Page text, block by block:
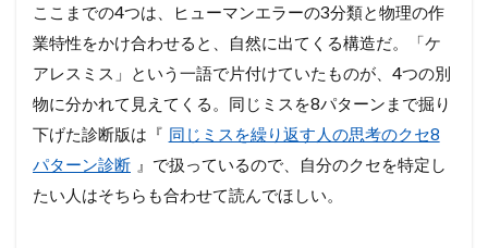
ここまでの4つは、ヒューマンエラーの3分類と物理の作
業特性をかけ合わせると、自然に出てくる構造だ。「ケ
アレスミス」という一語で片付けていたものが、4つの別
物に分かれて見えてくる。同じミスを8パターンまで掘り
下げた診断版は『 同じミスを繰り返す人の思考のクセ8
パターン診断 』で扱っているので、自分のクセを特定し
たい人はそちらも合わせて読んでほしい。